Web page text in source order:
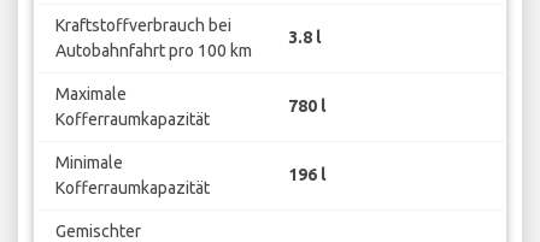
Kraftstoffverbrauch bei
Autobahnfahrt pro 100 km
3.8 l
Maximale
Kofferraumkapazität
780 l
Minimale
Kofferraumkapazität
196 l
Gemischter